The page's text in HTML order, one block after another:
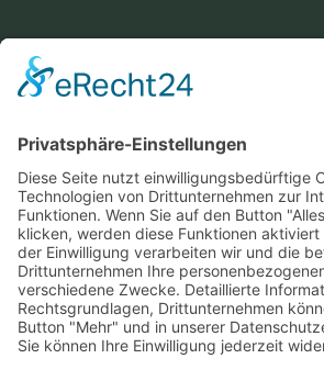
Ein Produkt von SYNTURA -
Spaß und
KONTAKT
+49 7422 240693